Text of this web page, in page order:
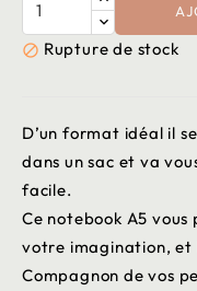
 Rupture de stock
D’un format idéal il
dans un sac et va
facile.
Ce notebook A5
votre imagination, et
Compagnon de vos